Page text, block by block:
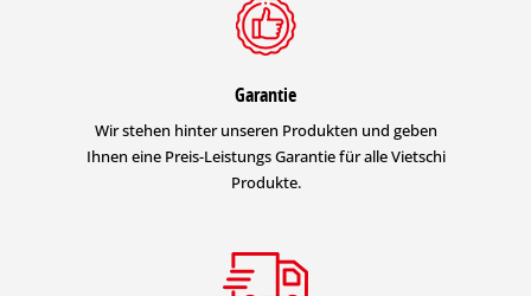
Garantie
Wir stehen hinter unseren Produkten und geben
Ihnen eine Preis-Leistungs Garantie für alle Vietschi
Produkte.